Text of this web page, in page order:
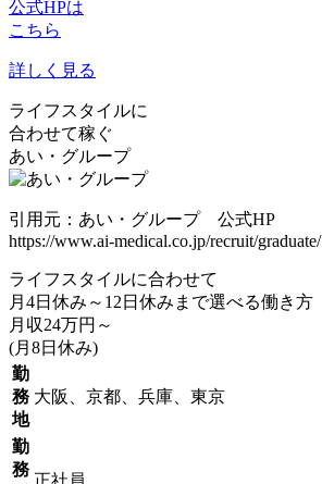
公式HPは
こちら
詳しく見る
ライフスタイルに
合わせて稼ぐ
あい・グループ
引用元：あい・グループ 公式HP
https://www.ai-medical.co.jp/recruit/graduate/
ライフスタイルに合わせて
月4日休み～12日休みまで選べる働き方
月収24万円～
(月8日休み)
勤
務
地
大阪、京都、兵庫、東京
勤
務